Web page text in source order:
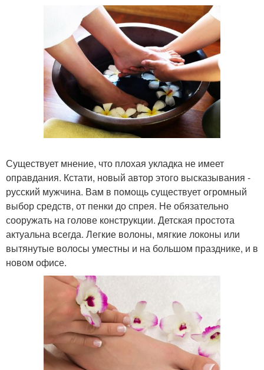
Существует мнение, что плохая укладка не имеет
оправдания. Кстати, новый автор этого высказывания -
русский мужчина. Вам в помощь существует огромный
выбор средств, от пенки до спрея. Не обязательно
сооружать на голове конструкции. Детская простота
актуальна всегда. Легкие волоны, мягкие локоны или
вытянутые волосы уместны и на большом празднике, и в
новом офисе.